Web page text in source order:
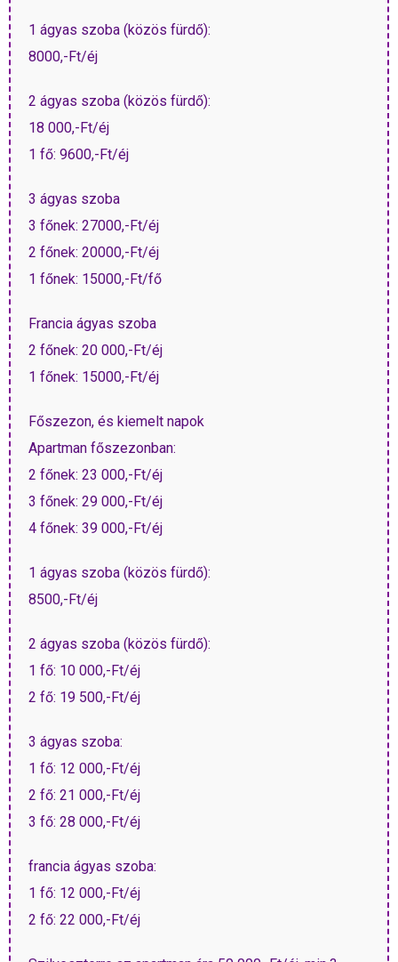
1 ágyas szoba (közös fürdő):
8000,-Ft/éj
2 ágyas szoba (közös fürdő):
18 000,-Ft/éj
1 fő: 9600,-Ft/éj
3 ágyas szoba
3 főnek: 27000,-Ft/éj
2 főnek: 20000,-Ft/éj
1 főnek: 15000,-Ft/fő
Francia ágyas szoba
2 főnek: 20 000,-Ft/éj
1 főnek: 15000,-Ft/éj
Főszezon, és kiemelt napok
Apartman főszezonban:
2 főnek: 23 000,-Ft/éj
3 főnek: 29 000,-Ft/éj
4 főnek: 39 000,-Ft/éj
1 ágyas szoba (közös fürdő):
8500,-Ft/éj
2 ágyas szoba (közös fürdő):
1 fő: 10 000,-Ft/éj
2 fő: 19 500,-Ft/éj
3 ágyas szoba:
1 fő: 12 000,-Ft/éj
2 fő: 21 000,-Ft/éj
3 fő: 28 000,-Ft/éj
francia ágyas szoba:
1 fő: 12 000,-Ft/éj
2 fő: 22 000,-Ft/éj